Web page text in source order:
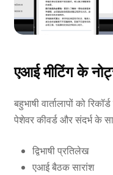
एआई मीटिंग के
बहुभाषी वार्तालापों को
पेशेवर कीवर्ड और संदर्भ के
द्विभाषी प्रतिलेख
एआई बैठक सारांश